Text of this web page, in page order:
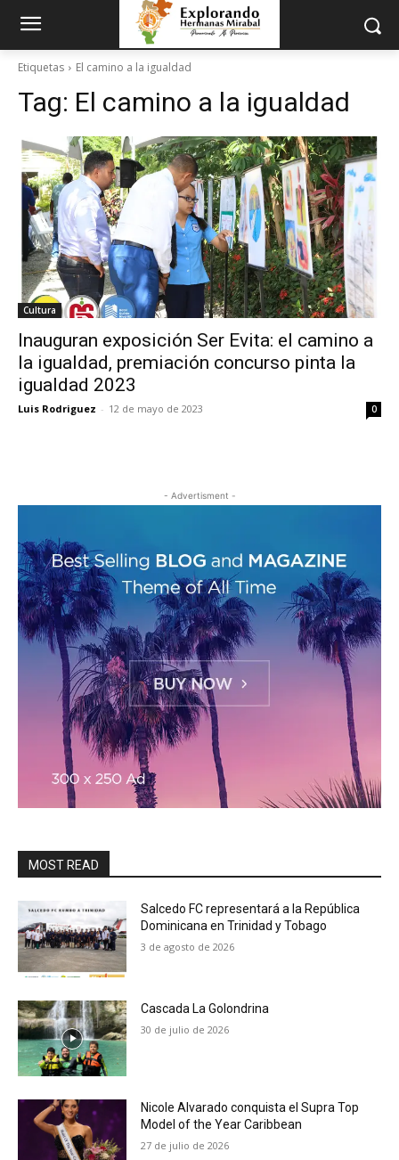
Etiquetas El camino a la igualdad
Tag: El camino a la igualdad
Cultura
Inauguran exposición Ser Evita: el camino a
la igualdad, premiación concurso pinta la
igualdad 2023
Luis Rodriguez - 12 de mayo de 2023 0
- Advertisment -
MOST READ
Salcedo FC representará a la República
Dominicana en Trinidad y Tobago
3 de agosto de 2026
Cascada La Golondrina
30 de julio de 2026
Nicole Alvarado conquista el Supra Top
Model of the Year Caribbean
27 de julio de 2026